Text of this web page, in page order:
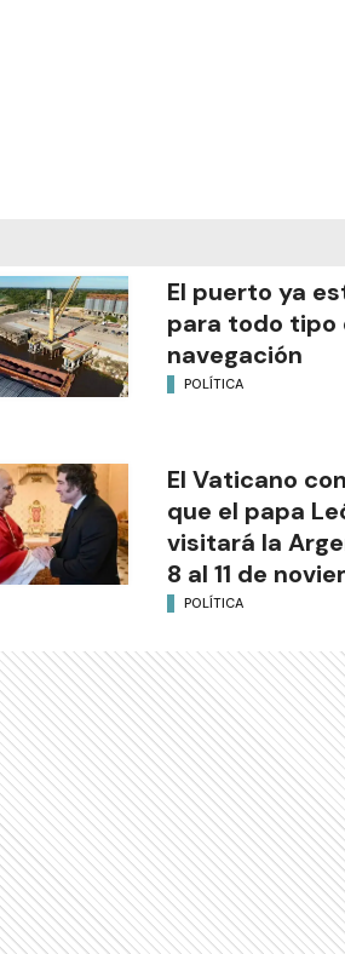
El puerto ya
para todo tipo
navegación
POLÍTICA
El Vaticano
que el papa
visitará la
8 al 11 de
POLÍTICA